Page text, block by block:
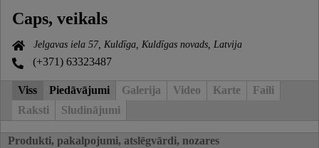
Caps, veikals
Jelgavas iela 57, Kuldīga, Kuldīgas novads, Latvija
(+371) 63323487
Viss Piedāvājumi Galerija Video Karte
Faili
Raksti
Sludinājumi
Produkti, pakalpojumi, atslēgvārdi, nozares